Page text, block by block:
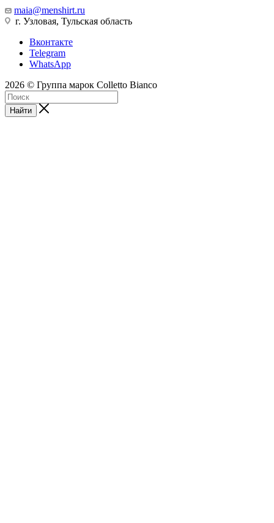
maia@menshirt.ru
г. Узловая, Тульская область
Вконтакте
Telegram
WhatsApp
2026 © Группа марок Colletto Bianco
Найти